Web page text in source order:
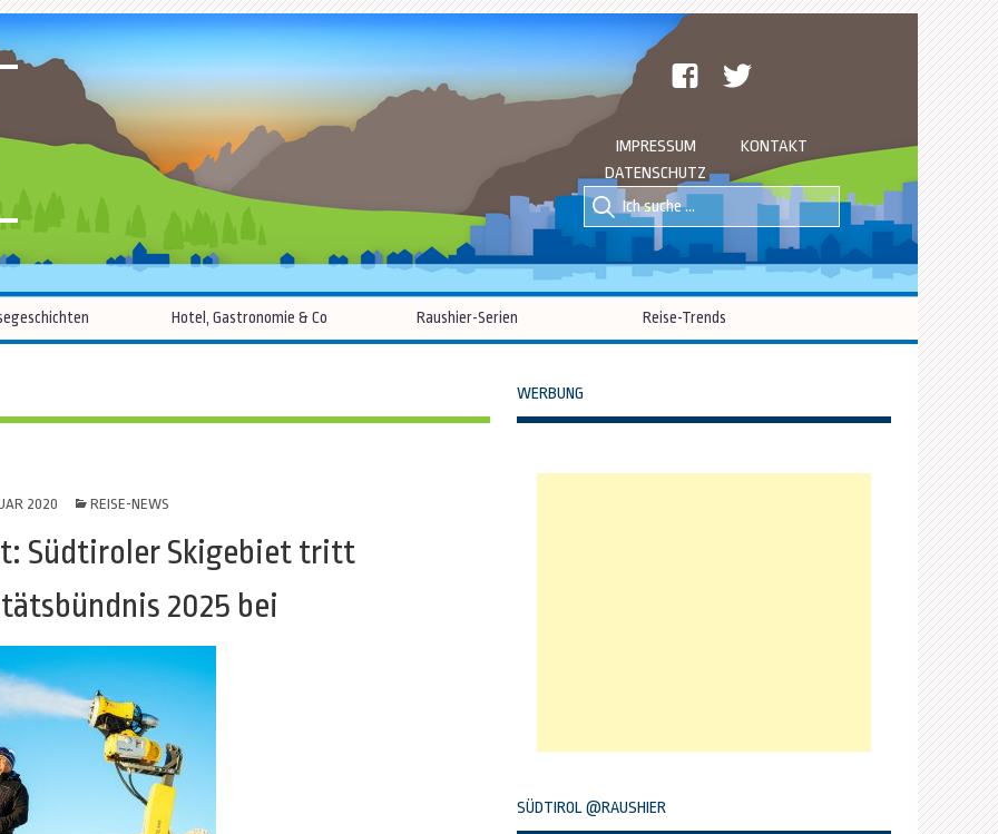
facebook
IMPRESSUM
KONTAKT
DATENSCHUTZ
Suche
nach::
Suche
nach:
Hotel, Gastronomie & Co Raushier-Serien Reise-Trends
2020 REISE-NEWS
Südtiroler Skigebiet tritt
2025 bei
WERBUNG
SÜDTIROL @RAUSHIER